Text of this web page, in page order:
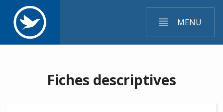
MENU
Fiches descriptives